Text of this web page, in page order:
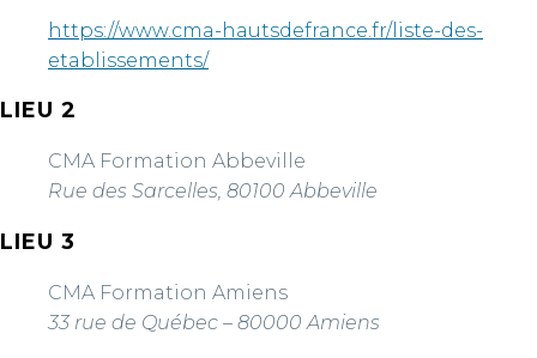
https://www.cma-hautsdefrance.fr/liste-des-
etablissements/
LIEU 2
CMA Formation Abbeville
Rue des Sarcelles, 80100 Abbeville
LIEU 3
CMA Formation Amiens
33 rue de Québec – 80000 Amiens